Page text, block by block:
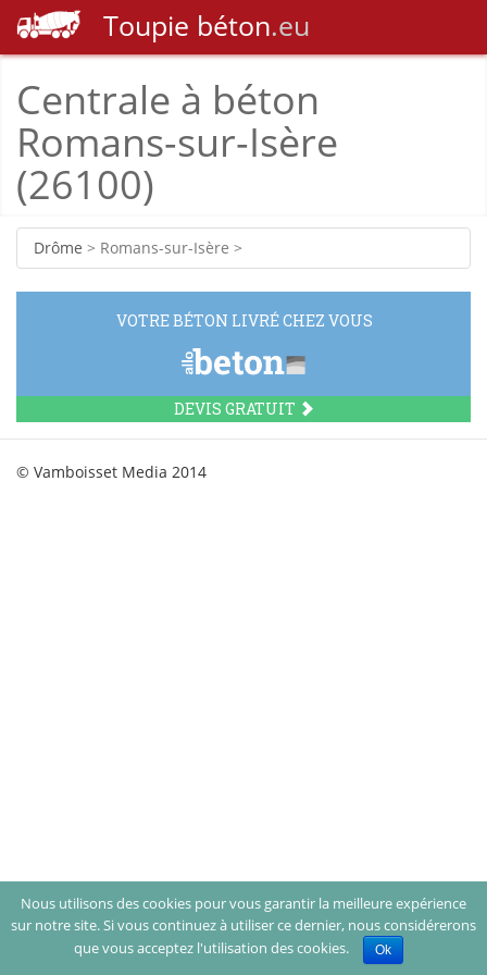
Toupie béton.eu
Centrale à béton
Romans-sur-Isère
(26100)
Drôme > Romans-sur-Isère >
VOTRE BÉTON LIVRÉ CHEZ VOUS
DEVIS GRATUIT
Nous utilisons des cookies pour vous garantir la meilleure expérience
sur notre site. Si vous continuez à utiliser ce dernier, nous considérerons
que vous acceptez l'utilisation des cookies.
Ok
© Vamboisset Media 2014